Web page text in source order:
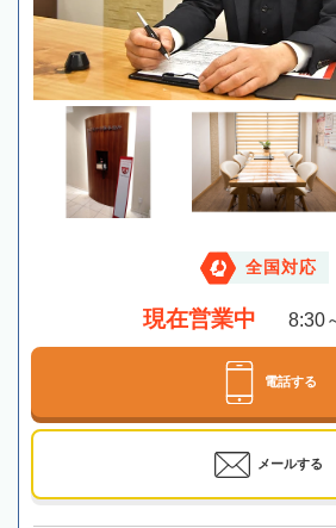
全国対応
現在営業中 8:30
電話する
メールする